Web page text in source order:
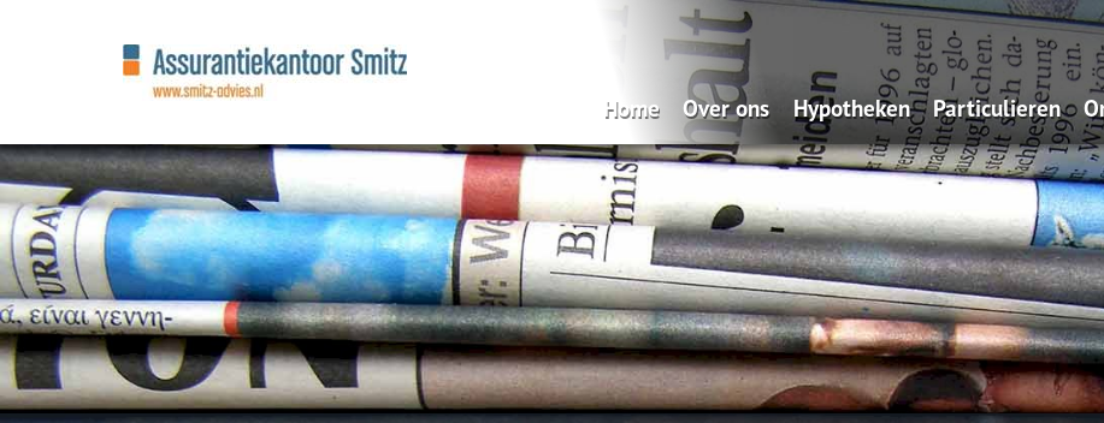
Home Over ons
Zo makkelijk: onze Service App
Wat doen wij?
Verzekeren
Spaardiensten
Pensioen
Hypotheken
Oeps, een hypotheek (filmpje)
Actuele hypotheekrentes
Renteverwachting
Maximale hypotheek
Hypotheekvormen
Particulieren
Verzekeren
Pensioen
Sparen